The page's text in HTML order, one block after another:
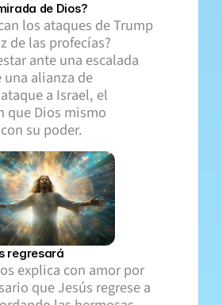
de Dios?
los ataques de Trump
de las profecías?
ante una escalada
una alianza de
a Israel, el
que Dios mismo
su poder.
regresará
explica con amor por
que Jesús regrese a